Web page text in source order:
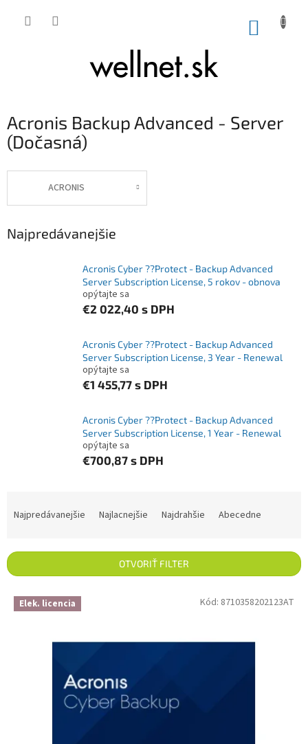
Acronis Backup Advanced - Server
(Dočasná)
ACRONIS
Najpredávanejšie
Acronis Cyber ??Protect - Backup Advanced
Server Subscription License, 5 rokov - obnova
opýtajte sa
€2 022,40 s DPH
Acronis Cyber ??Protect - Backup Advanced
Server Subscription License, 3 Year - Renewal
opýtajte sa
€1 455,77 s DPH
Acronis Cyber ??Protect - Backup Advanced
Server Subscription License, 1 Year - Renewal
opýtajte sa
€700,87 s DPH
Najpredávanejšie Najlacnejšie Najdrahšie Abecedne
OTVORIŤ FILTER
Výpis produktov
Elek. licencia Kód: 8710358202123AT